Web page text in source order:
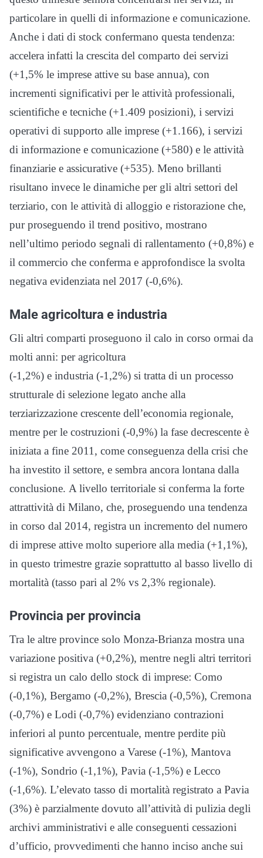
particolare in quelli di informazione e comunicazione.
Anche i dati di stock confermano questa tendenza:
accelera infatti la crescita del comparto dei servizi
(+1,5% le imprese attive su base annua), con
incrementi significativi per le attività professionali,
scientifiche e tecniche (+1.409 posizioni), i servizi
operativi di supporto alle imprese (+1.166), i servizi
di informazione e comunicazione (+580) e le attività
finanziarie e assicurative (+535). Meno brillanti
risultano invece le dinamiche per gli altri settori del
terziario, con le attività di alloggio e ristorazione che,
pur proseguendo il trend positivo, mostrano
nell’ultimo periodo segnali di rallentamento (+0,8%) e
il commercio che conferma e approfondisce la svolta
negativa evidenziata nel 2017 (-0,6%).
Male agricoltura e industria
Gli altri comparti proseguono il calo in corso ormai da
molti anni: per agricoltura
(-1,2%) e industria (-1,2%) si tratta di un processo
strutturale di selezione legato anche alla
terziarizzazione crescente dell’economia regionale,
mentre per le costruzioni (-0,9%) la fase decrescente è
iniziata a fine 2011, come conseguenza della crisi che
ha investito il settore, e sembra ancora lontana dalla
conclusione. A livello territoriale si conferma la forte
attrattività di Milano, che, proseguendo una tendenza
in corso dal 2014, registra un incremento del numero
di imprese attive molto superiore alla media (+1,1%),
in questo trimestre grazie soprattutto al basso livello di
mortalità (tasso pari al 2% vs 2,3% regionale).
Provincia per provincia
Tra le altre province solo Monza-Brianza mostra una
variazione positiva (+0,2%), mentre negli altri territori
si registra un calo dello stock di imprese: Como
(-0,1%), Bergamo (-0,2%), Brescia (-0,5%), Cremona
(-0,7%) e Lodi (-0,7%) evidenziano contrazioni
inferiori al punto percentuale, mentre perdite più
significative avvengono a Varese (-1%), Mantova
(-1%), Sondrio (-1,1%), Pavia (-1,5%) e Lecco
(-1,6%). L’elevato tasso di mortalità registrato a Pavia
(3%) è parzialmente dovuto all’attività di pulizia degli
archivi amministrativi e alle conseguenti cessazioni
d’ufficio, provvedimenti che hanno inciso anche sui